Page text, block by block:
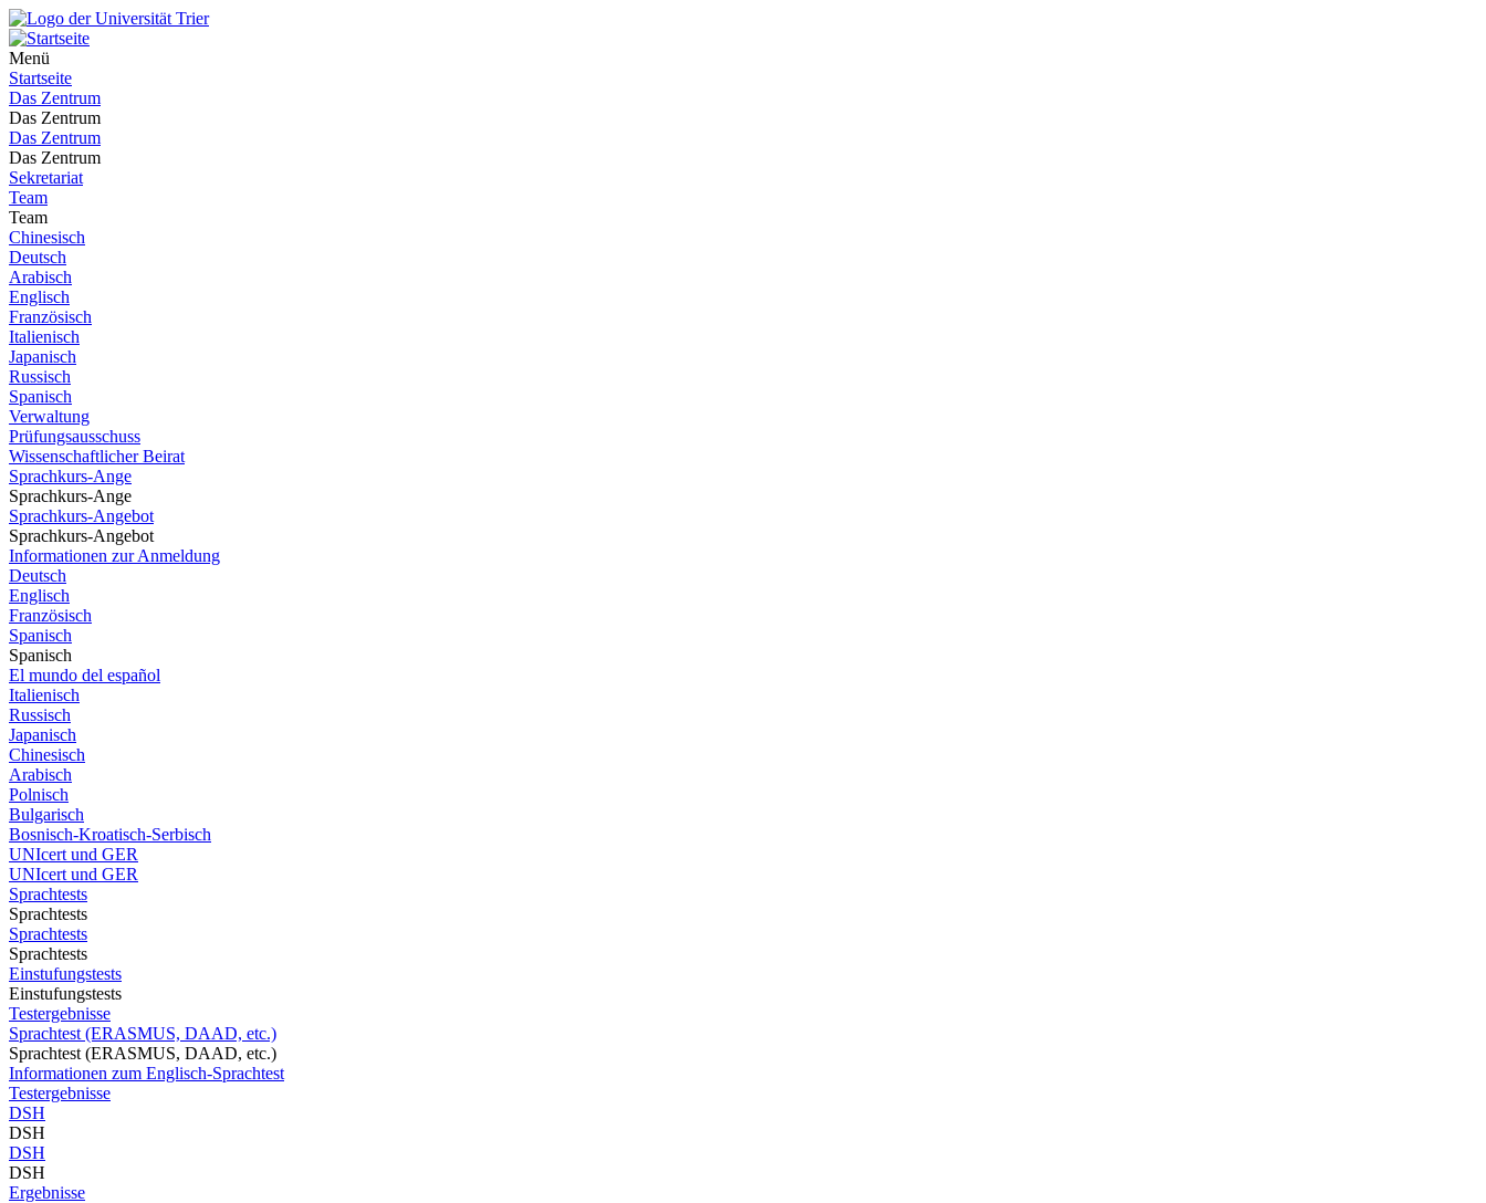
Menü
Startseite
Das Zentrum
Das Zentrum
Das Zentrum
Das Zentrum
Sekretariat
Team
Team
Chinesisch
Deutsch
Arabisch
Englisch
Französisch
Italienisch
Japanisch
Russisch
Spanisch
Verwaltung
Prüfungsausschuss
Wissenschaftlicher Beirat
Sprachkurs-Ange
Sprachkurs-Ange
Sprachkurs-Angebot
Sprachkurs-Angebot
Informationen zur Anmeldung
Deutsch
Englisch
Französisch
Spanisch
Spanisch
El mundo del español
Italienisch
Russisch
Japanisch
Chinesisch
Arabisch
Polnisch
Bulgarisch
Bosnisch-Kroatisch-Serbisch
UNIcert und GER
UNIcert und GER
Sprachtests
Sprachtests
Sprachtests
Sprachtests
Einstufungstests
Einstufungstests
Testergebnisse
Sprachtest (ERASMUS, DAAD, etc.)
Sprachtest (ERASMUS, DAAD, etc.)
Informationen zum Englisch-Sprachtest
Testergebnisse
DSH
DSH
DSH
DSH
Ergebnisse